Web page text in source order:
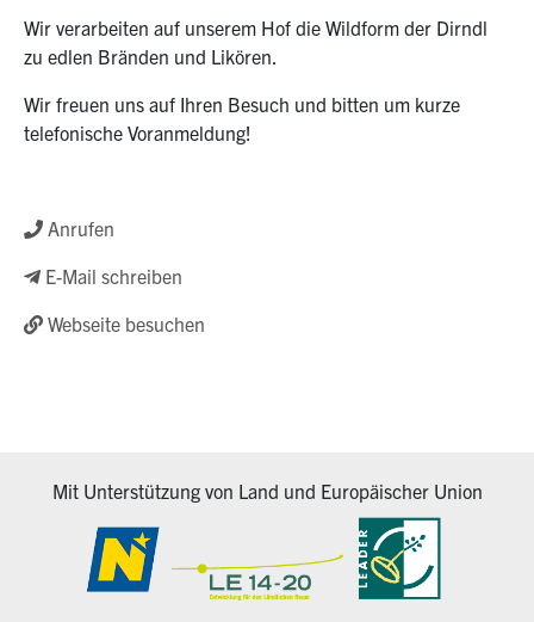
Wir verarbeiten auf unserem Hof die Wildform der Dirndl
zu edlen Bränden und Likören.
Wir freuen uns auf Ihren Besuch und bitten um kurze
telefonische Voranmeldung!
Anrufen
E-Mail schreiben
Webseite besuchen
Mit Unterstützung von Land und Europäischer Union